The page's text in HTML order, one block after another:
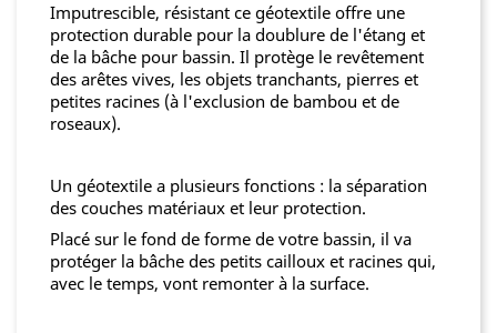
Imputrescible, résistant ce géotextile offre une
protection durable pour la doublure de l'étang et
de la bâche pour bassin. Il protège le revêtement
des arêtes vives, les objets tranchants, pierres et
petites racines (à l'exclusion de bambou et de
roseaux).
Un géotextile a plusieurs fonctions : la séparation
des couches matériaux et leur protection.
Placé sur le fond de forme de votre bassin, il va
protéger la bâche des petits cailloux et racines qui,
avec le temps, vont remonter à la surface.